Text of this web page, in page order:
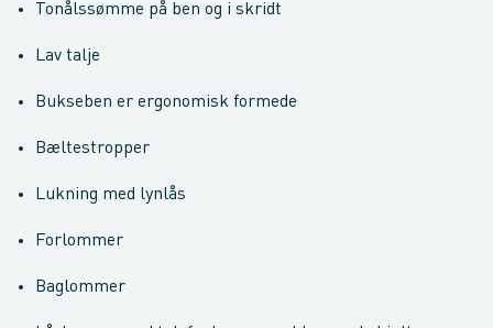
Tonålssømme på ben og i skridt
Lav talje
Bukseben er ergonomisk formede
Bæltestropper
Lukning med lynlås
Forlommer
Baglommer